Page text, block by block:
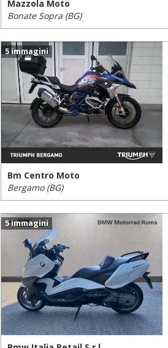
Mazzola Moto
Bonate Sopra (BG)
5 immagini
Bm Centro Moto
Bergamo (BG)
5 immagini